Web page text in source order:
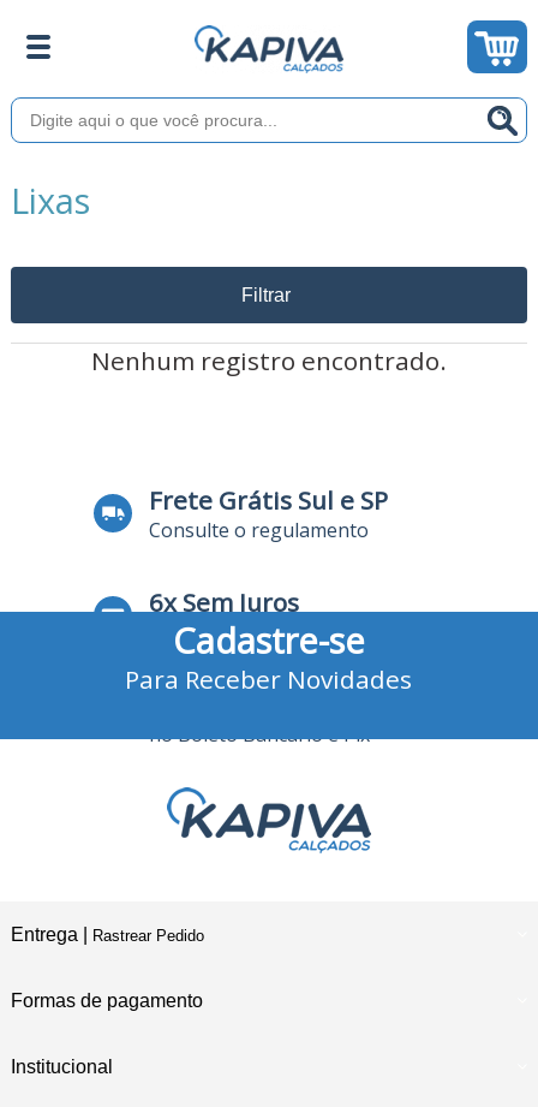
Lixas
Filtrar
Nenhum registro encontrado.
Frete Grátis Sul e SP
Consulte o regulamento
6x Sem Juros
no Cartão de Crédito
no Boleto Bancário e Pix
Cadastre-se
Para Receber Novidades
Entrega | Rastrear Pedido
Formas de pagamento
Institucional